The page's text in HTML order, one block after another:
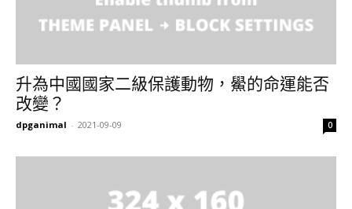
升為中國國家二級保護動物，鱟的命運能否
改變？
dpganimal - 2021-09-09 0